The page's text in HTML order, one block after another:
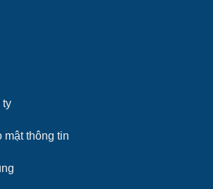
ty
mật thông tin